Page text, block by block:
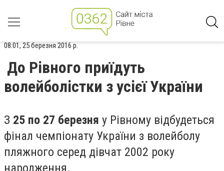
08:01, 25 березня 2016 р.
До Рівного приїдуть
волейболістки з усієї України
З 25 по 27 березня у Рівному відбудеться
фінал чемпіонату України з волейболу
пляжного серед дівчат 2002 року
народження.